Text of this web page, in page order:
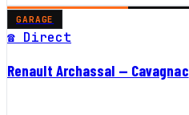
GARAGE
☎ Direct
Renault Archassal — Cavagnac